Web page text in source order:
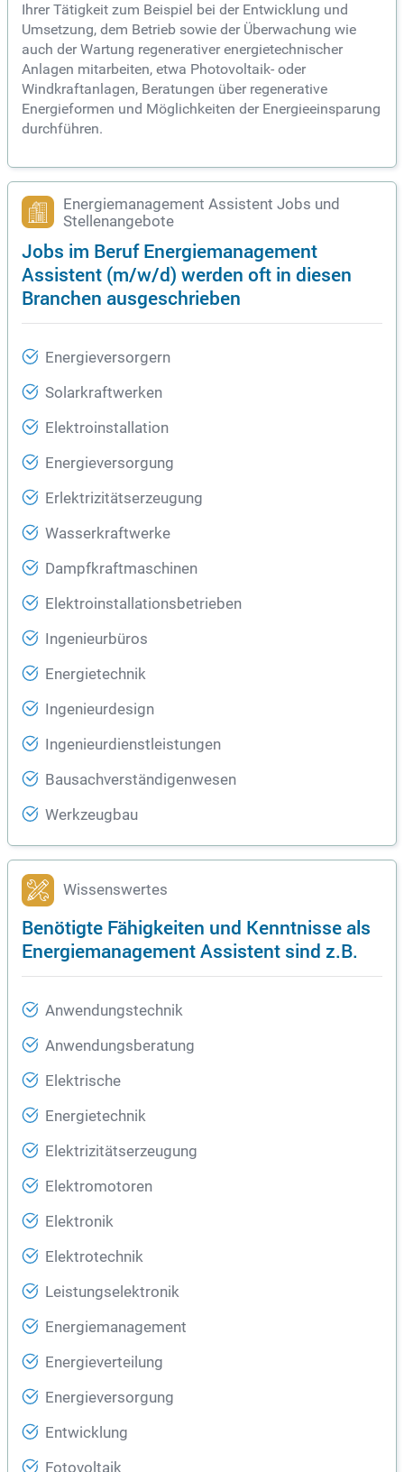
Ihrer Tätigkeit zum Beispiel bei der Entwicklung und
Umsetzung, dem Betrieb sowie der Überwachung wie
auch der Wartung regenerativer energietechnischer
Anlagen mitarbeiten, etwa Photovoltaik- oder
Windkraftanlagen, Beratungen über regenerative
Energieformen und Möglichkeiten der Energieeinsparung
durchführen.
Energiemanagement Assistent Jobs und
Stellenangebote
Jobs im Beruf Energiemanagement
Assistent (m/w/d) werden oft in diesen
Branchen ausgeschrieben
Energieversorgern
Solarkraftwerken
Elektroinstallation
Energieversorgung
Erlektrizitätserzeugung
Wasserkraftwerke
Dampfkraftmaschinen
Elektroinstallationsbetrieben
Ingenieurbüros
Energietechnik
Ingenieurdesign
Ingenieurdienstleistungen
Bausachverständigenwesen
Werkzeugbau
Wissenswertes
Benötigte Fähigkeiten und Kenntnisse als
Energiemanagement Assistent sind z.B.
Anwendungstechnik
Anwendungsberatung
Elektrische
Energietechnik
Elektrizitätserzeugung
Elektromotoren
Elektronik
Elektrotechnik
Leistungselektronik
Energiemanagement
Energieverteilung
Energieversorgung
Entwicklung
Fotovoltaik